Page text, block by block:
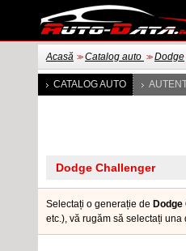
Acasă >> Catalog auto >> Dodge
CATALOG AUTO
Selectați o generație de
etc.), vă rugăm să selectați una